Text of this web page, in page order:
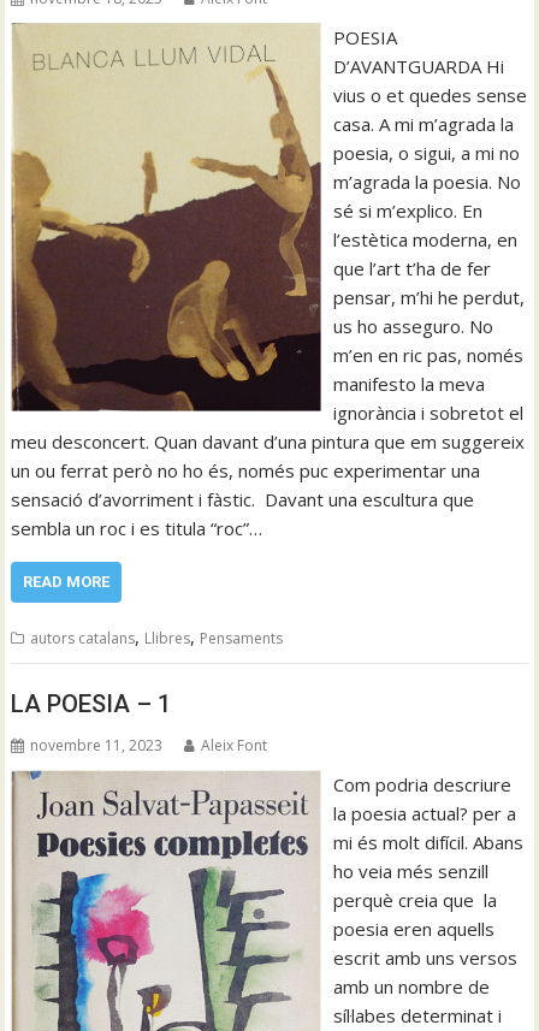
POESIA
D’AVANTGUARDA Hi
vius o et quedes sense
casa. A mi m’agrada la
poesia, o sigui, a mi no
m’agrada la poesia. No
sé si m’explico. En
l’estètica moderna, en
que l’art t’ha de fer
pensar, m’hi he perdut,
us ho asseguro. No
m’en en ric pas, només
manifesto la meva
ignorància i sobretot el
meu desconcert. Quan davant d’una pintura que em suggereix
un ou ferrat però no ho és, només puc experimentar una
sensació d’avorriment i fàstic. Davant una escultura que
sembla un roc i es titula “roc”…
READ MORE
autors catalans, Llibres, Pensaments
LA POESIA – 1
novembre 11, 2023 Aleix Font
Com podria descriure
la poesia actual? per a
mi és molt difícil. Abans
ho veia més senzill
perquè creia que la
poesia eren aquells
escrit amb uns versos
amb un nombre de
síl·labes determinat i